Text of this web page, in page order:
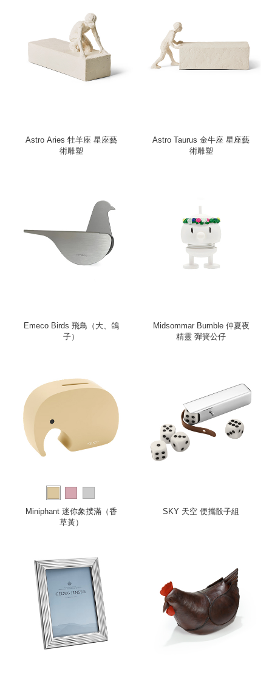
Astro Aries 牡羊座 星座藝
術雕塑
Astro Taurus 金牛座 星座藝
術雕塑
Emeco Birds 飛鳥（大、鴿
子）
Midsommar Bumble 仲夏夜
精靈 彈簧公仔
Miniphant 迷你象撲滿（香
草黃）
SKY 天空 便攜骰子組